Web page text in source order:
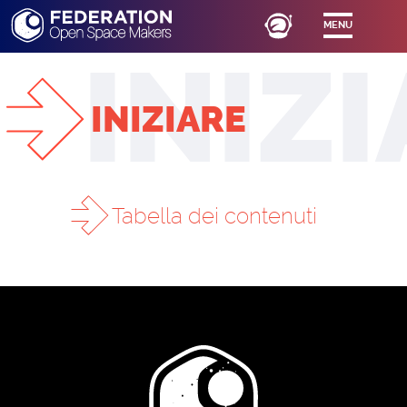
MENU
INIZIARE
Tabella dei contenuti
CREATING AND MANAGING A PROJECT
TUTORIAL TO CREATE A PROJECT ON THE